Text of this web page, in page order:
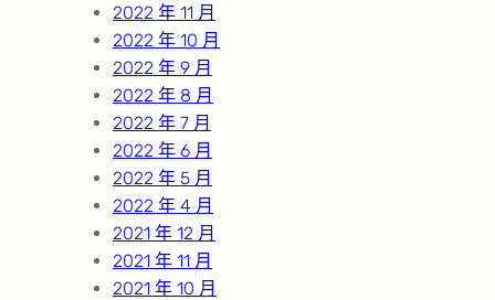
2022 年 11 月
2022 年 10 月
2022 年 9 月
2022 年 8 月
2022 年 7 月
2022 年 6 月
2022 年 5 月
2022 年 4 月
2021 年 12 月
2021 年 11 月
2021 年 10 月